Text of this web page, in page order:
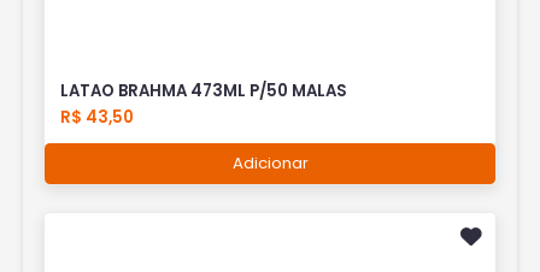
LATAO BRAHMA 473ML P/50 MALAS
R$ 43,50
Adicionar